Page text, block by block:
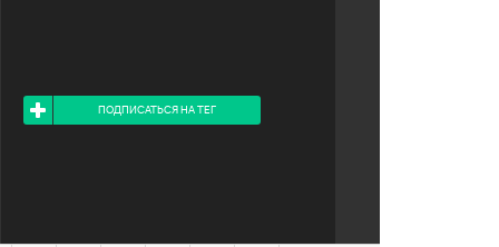
ПОДПИСАТЬСЯ НА ТЕГ